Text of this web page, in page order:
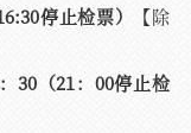
停止检票）
【除
30（21：00停止检